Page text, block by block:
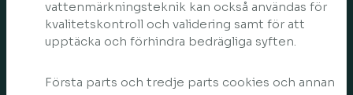
vattenmärkningsteknik kan också användas för
kvalitetskontroll och validering samt för att
upptäcka och förhindra bedrägliga syften.
Första parts och tredje parts cookies och annan